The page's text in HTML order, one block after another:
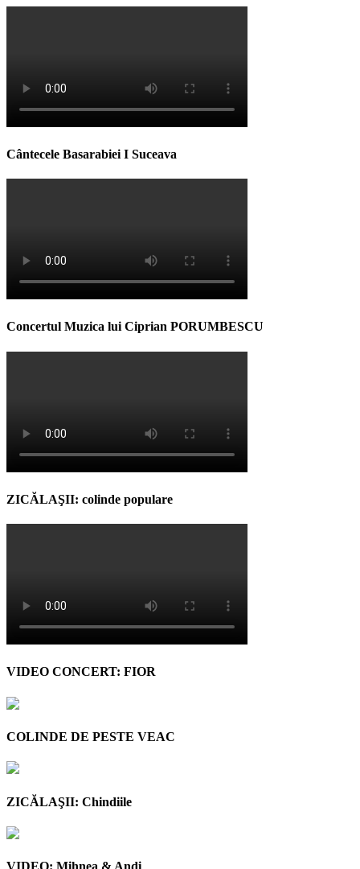
Cântecele Basarabiei I Suceava
Concertul Muzica lui Ciprian PORUMBESCU
ZICĂLAŞII: colinde populare
VIDEO CONCERT: FIOR
COLINDE DE PESTE VEAC
ZICĂLAŞII: Chindiile
VIDEO: Mihnea & Andi